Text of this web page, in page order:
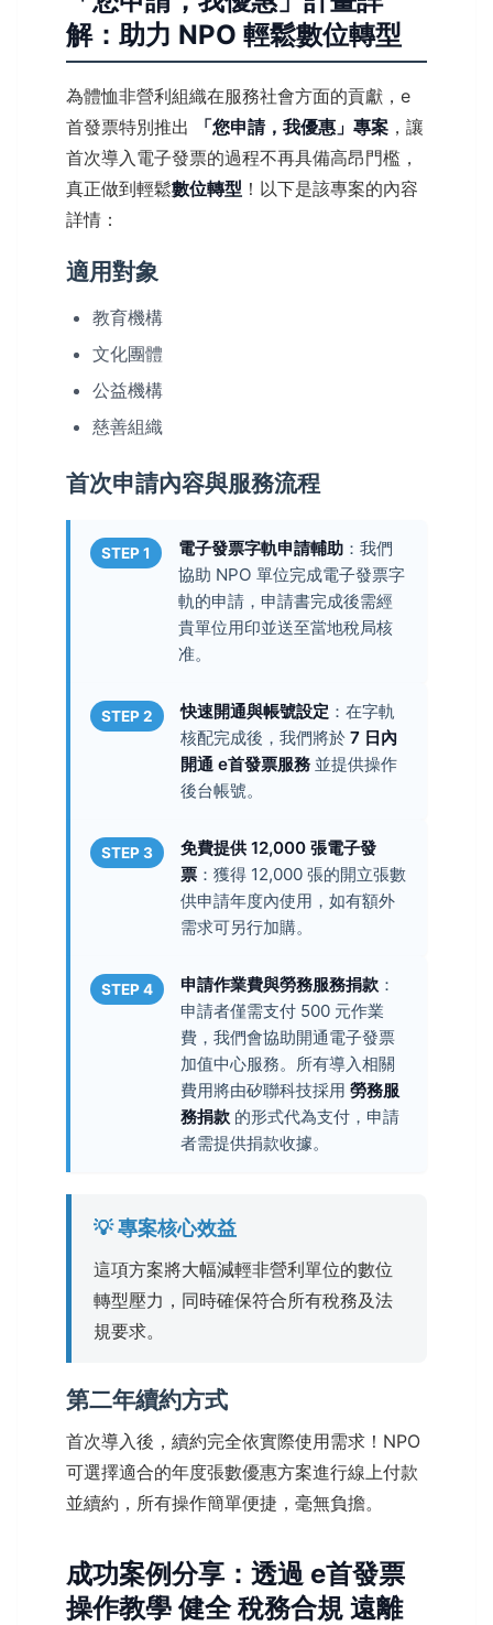
解：助力 NPO 輕鬆數位轉型
為體恤非營利組織在服務社會方面的貢獻，e
首發票特別推出
「您申請，我優惠」專案 ，讓
首次導入電子發票的過程不再具備高昂門檻，
真正做到輕鬆數位轉型 ！以下是該專案的內容
詳情：
適用對象
教育機構
文化團體
公益機構
慈善組織
首次申請內容與服務流程
STEP 1 電子發票字軌申請輔助 ：我們
協助 NPO 單位完成電子發票字
軌的申請，申請書完成後需經
貴單位用印並送至當地稅局核
准。
STEP 2 快速開通與帳號設定 ：在字軌
核配完成後，我們將於 7 日內
開通 e首發票服務 並提供操作
後台帳號。
STEP 3
免費提供 12,000 張電子發
票 ：獲得 12,000 張的開立張數
供申請年度內使用，如有額外
需求可另行加購。
STEP 4 申請作業費與勞務服務捐款 ：
申請者僅需支付 500 元作業
費，我們會協助開通電子發票
加值中心服務。所有導入相關
費用將由矽聯科技採用 勞務服
務捐款 的形式代為支付，申請
者需提供捐款收據。
💡 專案核心效益
這項方案將大幅減輕非營利單位的數位
轉型壓力，同時確保符合所有稅務及法
規要求。
第二年續約方式
首次導入後，續約完全依實際使用需求！NPO
可選擇適合的年度張數優惠方案進行線上付款
並續約，所有操作簡單便捷，毫無負擔。
成功案例分享：透過 e首發票
操作教學 健全 稅務合規 遠離